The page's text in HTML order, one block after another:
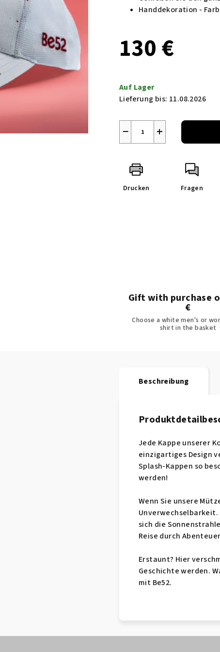
Handdekoration -
130 €
Auf Lager
Lieferung bis: 11.08.2026
+
−
Drucken Fragen
Gift with purchase
€
Choose a white men's or
shirt in the basket
Beschreibung
Jede Kappe unserer
einzigartiges Design
Splash-Kappen so
werden!
Wenn Sie unsere
Unverwechselbarkeit.
sich die
Reise durch
Erstaunt? Hier
Geschichte werden.
mit Be52.